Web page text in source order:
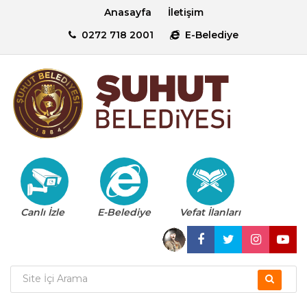
Anasayfa
İletişim
0272 718 2001
E-Belediye
Canlı İzle E-Belediye Vefat İlanları